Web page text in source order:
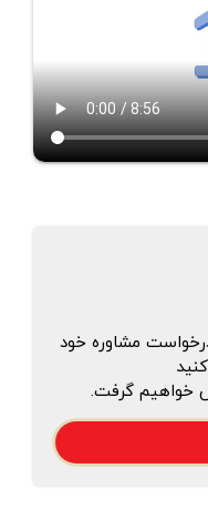
مشاوره خود
خواهیم گرفت.